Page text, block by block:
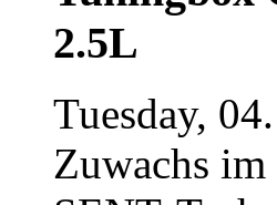
2.5L
Tuesday,
Zuwachs